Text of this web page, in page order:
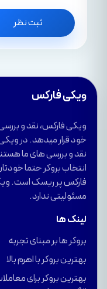
ثبت نظر
ویکی فارکس
خود قرار میدهد. در
نقد و بررسی های ما
انتخاب بروکر حتما
فارکس پر ریسک است.
مسئولیتی ندارد.
لینک ها
بروکر ها بر مبنای تجربه
بهترین بروکر با اهرم بالا
بهترین بروکر برای